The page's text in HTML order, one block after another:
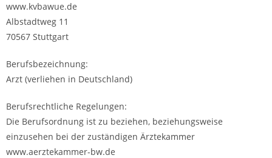
www.kvbawue.de
Albstadtweg 11
70567 Stuttgart
Berufsbezeichnung:
Arzt (verliehen in Deutschland)
Berufsrechtliche Regelungen:
Die Berufsordnung ist zu beziehen, beziehungsweise
einzusehen bei der zuständigen Ärztekammer
www.aerztekammer-bw.de